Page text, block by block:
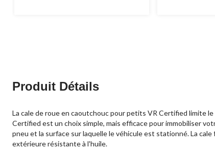
Produit Détails
La cale de roue en caoutchouc pour petits VR Certified limite
Certified est un choix simple, mais efficace pour immobiliser
pneu et la surface sur laquelle le véhicule est stationné. La
extérieure résistante à l'huile.